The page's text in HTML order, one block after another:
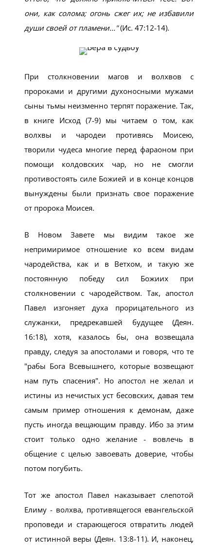
они, как солома; огонь сжег их; не избавили
души своей от пламени... (Ис. 47:12-14).
При столкновении магов и волхвов с
пророками и другими духоносными мужами
сыны тьмы неизменно терпят поражение. Так,
в книге Исход (7-9) мы читаем о том, как
волхвы и чародеи противясь Моисею,
творили чудеса многие перед фараоном при
помощи колдовских чар, но не смогли
противостоять силе Божией и в конце концов
вынуждены были признать свое поражение
от пророка Моисея.
В Новом Завете мы видим такое же
непримиримое отношение ко всем видам
чародейства, как и в Ветхом, и такую же
постоянную победу сил Божиих при
столкновении с чародейством. Так, апостол
Павел изгоняет духа прорицательного из
служанки, предрекавшей будущее (Деян.
16:18), хотя, казалось бы, она возвещала
правду, следуя за апостолами и говоря, что те
рабы Бога Всевышнего, которые возвещают
нам путь спасения . Но апостол не желал и
истины из нечистых уст бесовских, давая тем
самым пример отношения к демонам, даже
пусть иногда вещающим правду. Ибо за этим
стоит только одно желание - вовлечь в
общение с целью завоевать доверие, чтобы
потом погубить.
Тот же апостол Павел наказывает слепотой
Елиму - волхва, противящегося евангельской
проповеди и старающегося отвратить людей
от истинной веры (Деян. 13:8-11). И, наконец,